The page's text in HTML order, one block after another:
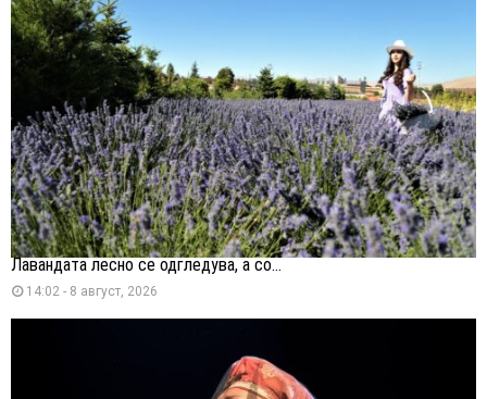
Лавандата лесно се одгледува, а со...
14:02 - 8 август, 2026